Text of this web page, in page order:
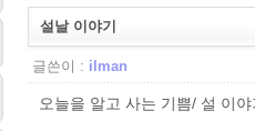
설날 이야기
글쓴이 : ilman
오늘을 알고 사는 기쁨/ 설 이야